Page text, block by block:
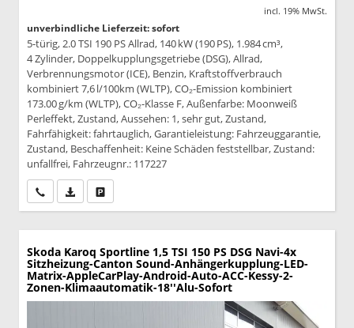
incl. 19% MwSt.
unverbindliche Lieferzeit: sofort
5-türig, 2.0 TSI 190 PS Allrad, 140 kW (190 PS), 1.984 cm³,
4 Zylinder, Doppelkupplungsgetriebe (DSG), Allrad,
Verbrennungsmotor (ICE), Benzin, Kraftstoffverbrauch
kombiniert 7,6 l/100km (WLTP), CO₂-Emission kombiniert
173.00 g/km (WLTP), CO₂-Klasse F, Außenfarbe: Moonweiß
Perleffekt, Zustand, Aussehen: 1, sehr gut, Zustand,
Fahrfähigkeit: fahrtauglich, Garantieleistung: Fahrzeuggarantie,
Zustand, Beschaffenheit: Keine Schäden feststellbar, Zustand:
unfallfrei, Fahrzeugnr.: 117227
Wir rufen Sie anPDF-Datei, Fahrzeugexposé drucken
Skoda Karoq Sportline 1,5 TSI 150 PS DSG Navi-4x
Sitzheizung-Canton Sound-Anhängerkupplung-LED-
Matrix-AppleCarPlay-Android-Auto-ACC-Kessy-2-
Zonen-Klimaautomatik-18''Alu-Sofort